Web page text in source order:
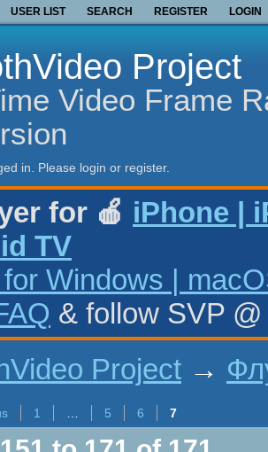
USER LIST SEARCH REGISTER LOGIN
Project
Video Frame
in. Please login or register.
for 🍎 iPhone |
TV
for Windows |
& follow SVP
Project →
1 5 6 7